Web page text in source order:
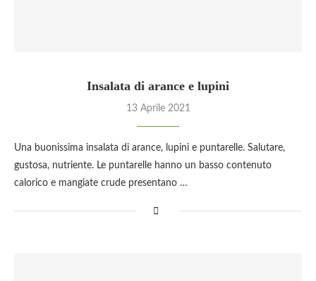
Insalata di arance e lupini
13 Aprile 2021
Una buonissima insalata di arance, lupini e puntarelle. Salutare,
gustosa, nutriente. Le puntarelle hanno un basso contenuto
calorico e mangiate crude presentano …